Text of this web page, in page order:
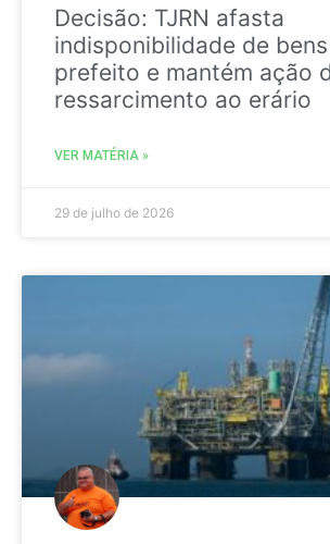
Decisão: TJRN afasta
indisponibilidade de
prefeito e mantém ação
ressarcimento ao erário
VER MATÉRIA »
29 de julho de 2026